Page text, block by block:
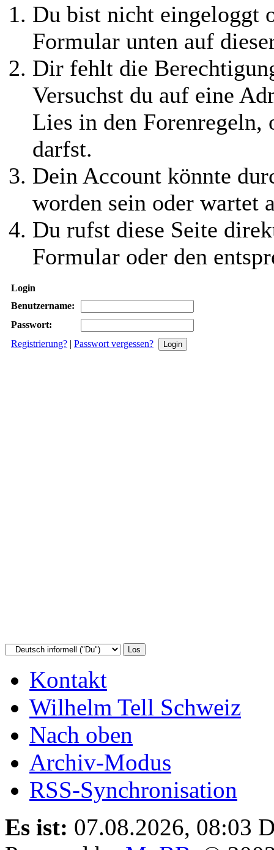
Du bist nicht eingeloggt
Formular unten auf
Dir fehlt die
Versuchst du auf eine
Lies in den Forenregeln,
darfst.
Dein Account könnte
worden sein oder wartet
Du rufst diese Seite
Formular oder den
Login
Benutzername:
Passwort:
Registrierung? | Passwort vergessen?
Kontakt
Wilhelm Tell Schweiz
Nach oben
Archiv-Modus
RSS-Synchronisation
Es ist: 07.08.2026, 08:03